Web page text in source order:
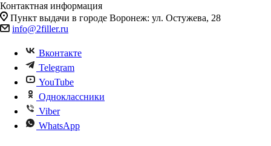
Контактная информация
Пункт выдачи в городе Воронеж: ул. Остужева, 28
info@2filler.ru
Вконтакте
Telegram
YouTube
Одноклассники
Viber
WhatsApp